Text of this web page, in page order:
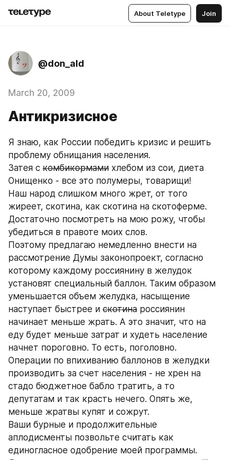
About Teletype Join
@don_ald
March 20, 2009
Антикризисное
Я знаю, как России победить кризис и решить
проблему обнищания населения.
Затея с комбикормами хлебом из сои, диета
Онищенко - все это полумеры, товарищи!
Наш народ слишком много жрет, от того
жиреет, скотина, как скотина на скотоферме.
Достаточно посмотреть на мою рожу, чтобы
убедиться в правоте моих слов.
Поэтому предлагаю немедленно внести на
рассмотрение Думы законопроект, согласно
которому каждому россиянину в желудок
установят специальный баллон. Таким образом
уменьшается объем желудка, насыщение
наступает быстрее и скотина россиянин
начинает меньше жрать. А это значит, что на
еду будет меньше затрат и худеть население
начнет пороговно. То есть, поголовно.
Операции по впихиванию баллонов в желудки
производить за счет населения - не хрен на
стадо бюджетное бабло тратить, а то
депутатам и так красть нечего. Опять же,
меньше жратвы купят и сожрут.
Ваши бурные и продолжительные
аплодисменты позвольте считать как
единогласное одобрение моей программы.